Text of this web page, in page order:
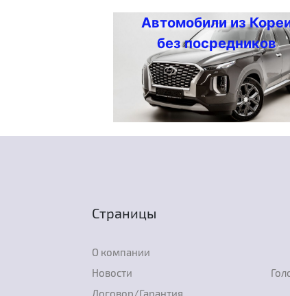
Автомобили из
без посредников
Страницы
О компании
Новости
Договор/Гарантия